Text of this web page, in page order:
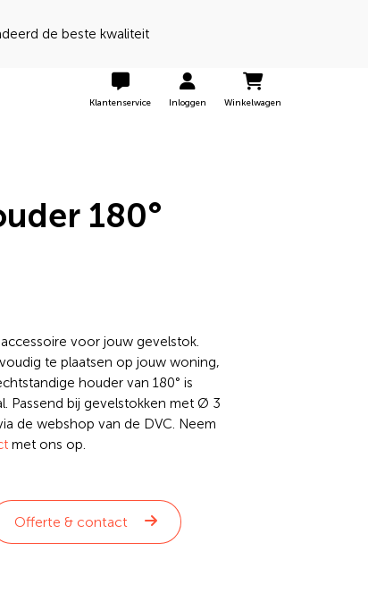
Klantenservice Inloggen Winkelwagen
180°
voor jouw gevelstok.
te plaatsen op jouw woning,
houder van 180° is
Passend bij gevelstokken met Ø 3
de webshop van de DVC. Neem
met ons op.
Offerte & contact